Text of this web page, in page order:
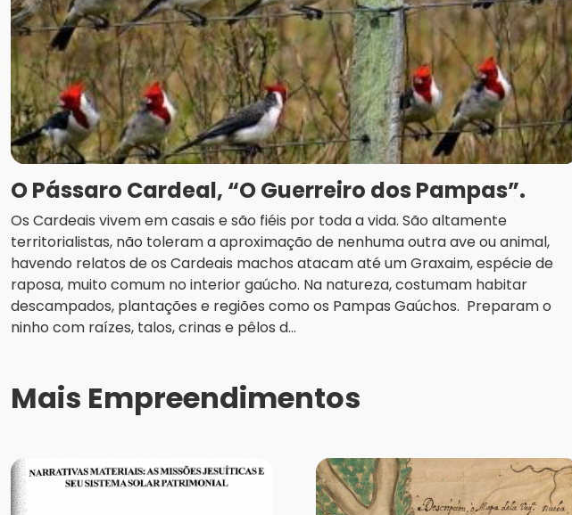
O Pássaro Cardeal, “O Guerreiro dos Pampas”.
Os Cardeais vivem em casais e são fiéis por toda a vida. São altamente
territorialistas, não toleram a aproximação de nenhuma outra ave ou animal,
havendo relatos de os Cardeais machos atacam até um Graxaim, espécie de
raposa, muito comum no interior gaúcho. Na natureza, costumam habitar
descampados, plantações e regiões como os Pampas Gaúchos. Preparam o
ninho com raízes, talos, crinas e pêlos d...
Mais Empreendimentos